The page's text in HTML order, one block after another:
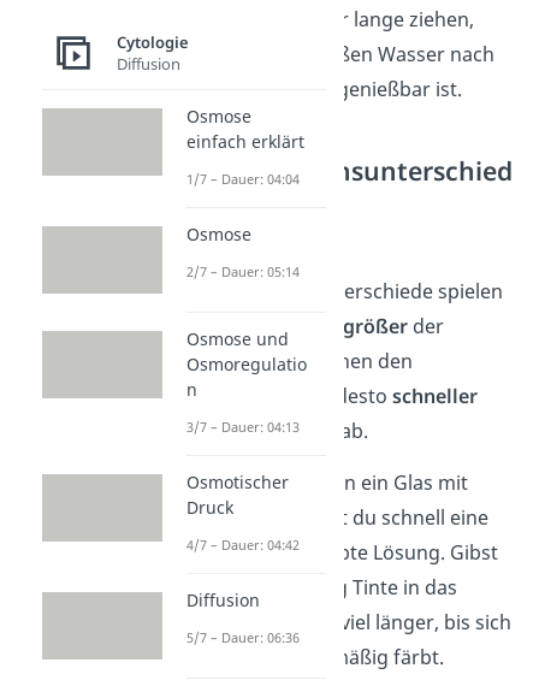
beispielsweise sehr lange ziehen,
während er im heißen Wasser nach
wenigen Minuten genießbar ist.
Konzentrationsunterschied
Konzentrationsunterschiede spielen
eine Rolle, denn
je größer der
Unterschied zwischen den
Konzentrationen, destoschneller
läuft die Diffusion ab.
Gibst du viel Tinte in ein Glas mit
Wasser, bekommst du schnell eine
gleichmäßig gefärbte Lösung. Gibst
du hingegen wenig Tinte in das
Wasser, dauert es viel länger, bis sich
die Lösung gleichmäßig färbt.
Cytologie
Diffusion
Osmose
einfach erklärt
1/7 – Dauer: 04:04
Osmose
2/7 – Dauer: 05:14
Osmose und
Osmoregulatio
n
3/7 – Dauer: 04:13
Osmotischer
Druck
4/7 – Dauer: 04:42
Diffusion
5/7 – Dauer: 06:36